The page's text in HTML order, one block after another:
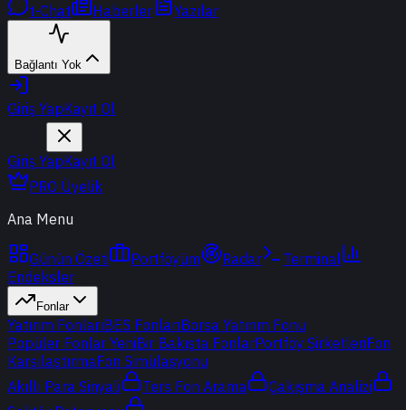
t-Chat Haberler Yazılar
Bağlantı Yok
Giriş YapKayıt Ol
Giriş YapKayıt Ol
PRO Üyelik
Ana Menu
Günün Özeti Portföyüm Radar
Terminal
Endeksler
Fonlar
Yatırım FonlarıBES FonlarıBorsa Yatırım Fonu
Popüler Fonlar YeniBir Bakışta FonlarPortföy ŞirketleriFon
KarşılaştırmaFon Simülasyonu
Akıllı Para Sinyali
Ters Fon Arama
Çakışma Analizi